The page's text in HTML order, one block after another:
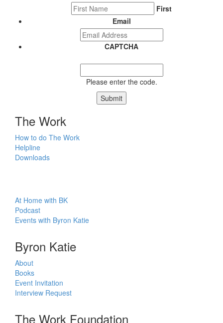
First
Email
CAPTCHA
Please enter the code.
Submit
The Work
How to do The Work
Helpline
Downloads
At Home with BK
Podcast
Events with Byron Katie
Byron Katie
About
Books
Event Invitation
Interview Request
The Work Foundation